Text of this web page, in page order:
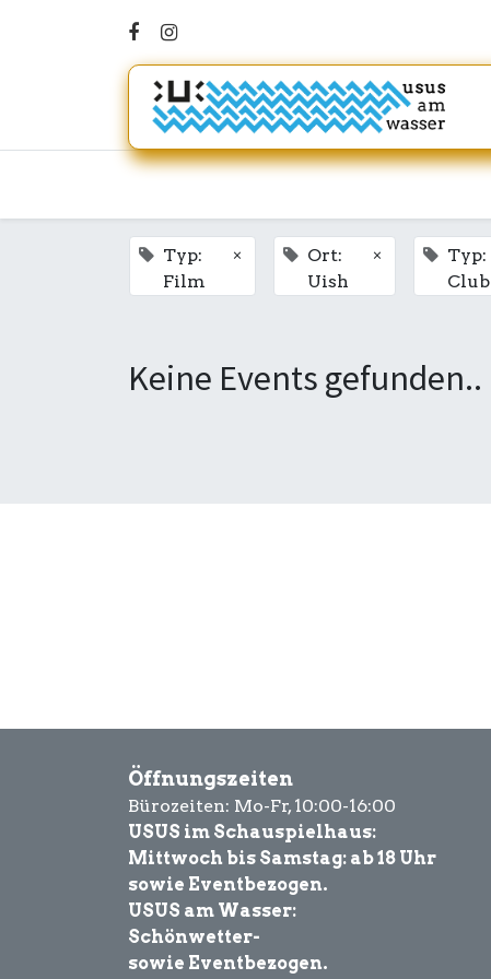
Typ:
Film
×
Ort:
Uish
×
Typ:
Club
Keine Events gefunden..
Öffnungszeiten
Bürozeiten: Mo-Fr, 10:00-16:00
USUS im Schauspielhaus:
Mittwoch bis Samstag: ab 18 Uhr
sowie Eventbezogen.
USUS am Wasser:
Schönwetter-
sowie Eventbezogen.